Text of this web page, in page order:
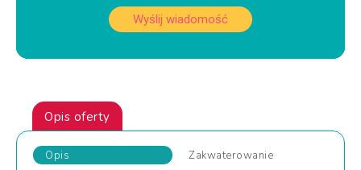
Wyślij wiadomość
Opis oferty
Opis
Zakwaterowanie